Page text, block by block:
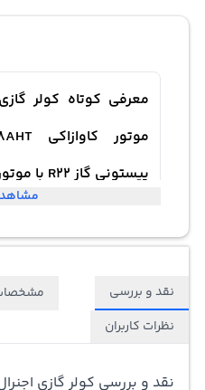
پیستونی گاز R22 با موتور سنگین T3
نقد و بررسی
نظرات کاربران
نقد و بررسی کولر گازی